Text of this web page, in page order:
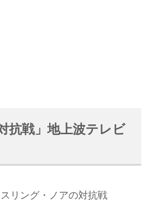
抗戦」地上波テレビ
リング・ノアの対抗戦